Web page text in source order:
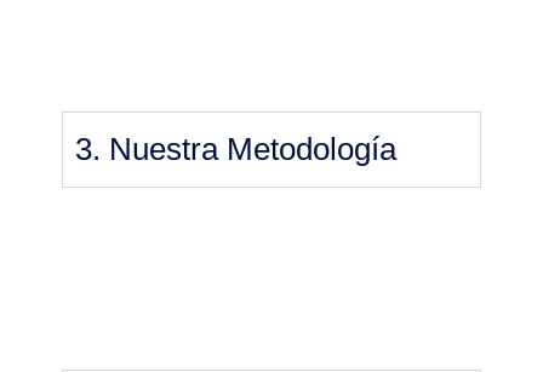
3. Nuestra Metodología